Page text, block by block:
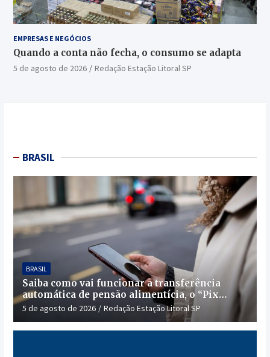
EMPRESAS E NEGÓCIOS
Quando a conta não fecha, o consumo se adapta
5 de agosto de 2026 Redação Estação Litoral SP
BRASIL
BRASIL
Saiba como vai funcionar a transferência
automática de pensão alimentícia, o “Pix
Pensão”
5 de agosto de 2026 Redação Estação Litoral SP